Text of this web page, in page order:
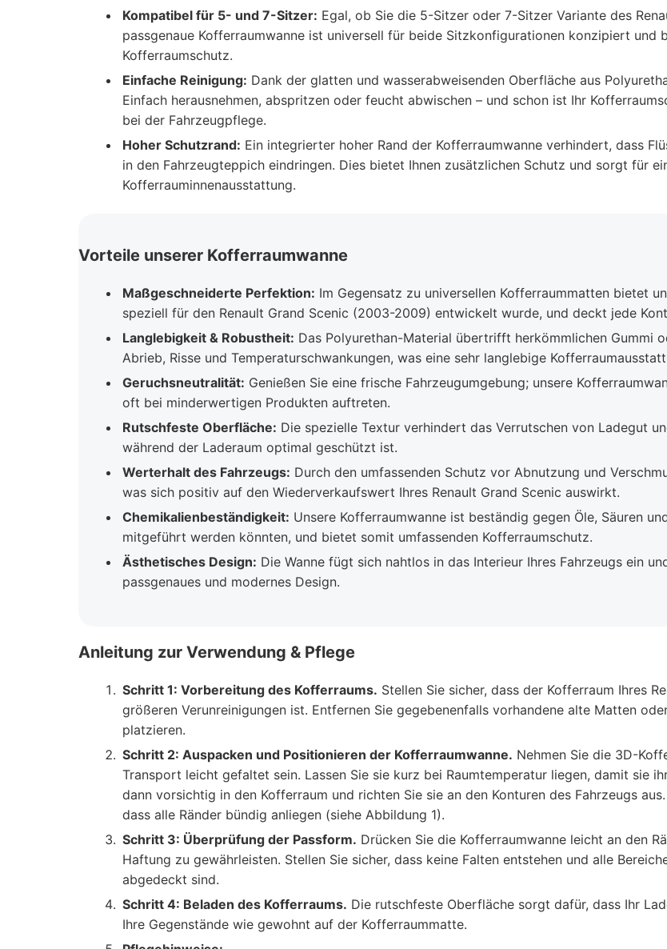
Kompatibel für 5- und 7-Sitzer: Egal, ob Sie die 5-Sitzer oder 7-Sitzer Variante des
passgenaue Kofferraumwanne ist universell für beide Sitzkonfigurationen konzipiert
Kofferraumschutz.
Einfache Reinigung: Dank der glatten und wasserabweisenden Oberfläche aus
Einfach herausnehmen, abspritzen oder feucht abwischen – und schon ist Ihr
bei der Fahrzeugpflege.
Hoher Schutzrand: Ein integrierter hoher Rand der Kofferraumwanne verhindert, dass
in den Fahrzeugteppich eindringen. Dies bietet Ihnen zusätzlichen Schutz und sorgt für
Kofferrauminnenausstattung.
Vorteile unserer Kofferraumwanne
Maßgeschneiderte Perfektion: Im Gegensatz zu universellen Kofferraummatten bietet
speziell für den Renault Grand Scenic (2003-2009) entwickelt wurde, und deckt jede
Langlebigkeit & Robustheit: Das Polyurethan-Material übertrifft herkömmlichen Gummi
Abrieb, Risse und Temperaturschwankungen, was eine sehr langlebige
Geruchsneutralität: Genießen Sie eine frische Fahrzeugumgebung; unsere
oft bei minderwertigen Produkten auftreten.
Rutschfeste Oberfläche: Die spezielle Textur verhindert das Verrutschen von Ladegut
während der Laderaum optimal geschützt ist.
Werterhalt des Fahrzeugs: Durch den umfassenden Schutz vor Abnutzung und
was sich positiv auf den Wiederverkaufswert Ihres Renault Grand Scenic auswirkt.
Chemikalienbeständigkeit: Unsere Kofferraumwanne ist beständig gegen Öle, Säuren
mitgeführt werden könnten, und bietet somit umfassenden Kofferraumschutz.
Ästhetisches Design: Die Wanne fügt sich nahtlos in das Interieur Ihres Fahrzeugs ein
passgenaues und modernes Design.
Anleitung zur Verwendung & Pflege
Schritt 1: Vorbereitung des Kofferraums. Stellen Sie sicher, dass der Kofferraum Ihres
größeren Verunreinigungen ist. Entfernen Sie gegebenenfalls vorhandene alte Matten
platzieren.
Schritt 2: Auspacken und Positionieren der Kofferraumwanne. Nehmen Sie die 3D-
Transport leicht gefaltet sein. Lassen Sie sie kurz bei Raumtemperatur liegen, damit sie
dann vorsichtig in den Kofferraum und richten Sie sie an den Konturen des Fahrzeugs
dass alle Ränder bündig anliegen (siehe Abbildung 1).
Schritt 3: Überprüfung der Passform. Drücken Sie die Kofferraumwanne leicht an den
Haftung zu gewährleisten. Stellen Sie sicher, dass keine Falten entstehen und alle
abgedeckt sind.
Schritt 4: Beladen des Kofferraums. Die rutschfeste Oberfläche sorgt dafür, dass Ihr
Ihre Gegenstände wie gewohnt auf der Kofferraummatte.